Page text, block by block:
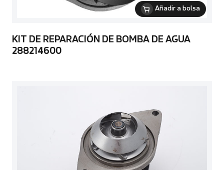
Añadir a bolsa
KIT DE REPARACIÓN DE BOMBA DE AGUA
288214600